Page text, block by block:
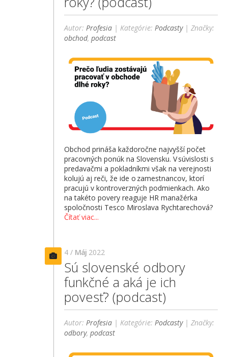
Autor:Profesia | Kategórie:Podcasty| Značky:
obchod,podcast
Obchod prináša každoročne najvyšší počet
pracovných ponúk na Slovensku. V súvislosti s
predavačmi a pokladníkmi však na verejnosti
kolujú aj reči, že ide o zamestnancov, ktorí
pracujú v kontroverzných podmienkach. Ako
na takéto povery reaguje HR manažérka
spoločnosti Tesco Miroslava Rychtarechová?
Čítať viac...
4 / Máj 2022
Sú slovenské odbory
funkčné a aká je ich
povesť? (podcast)
Autor:Profesia | Kategórie:Podcasty| Značky:
odbory,podcast